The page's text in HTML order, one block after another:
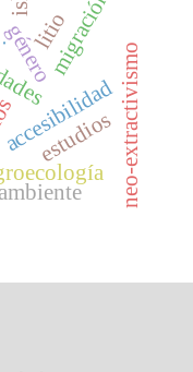
accesibilidad
géneromigración
neo-extractivismo
litio
estudios